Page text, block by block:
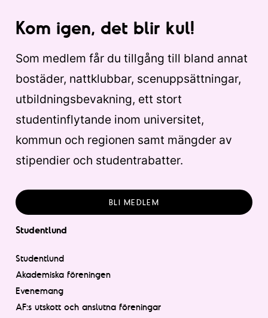
Kom igen, det blir kul!
Som medlem får du tillgång till bland annat
bostäder, nattklubbar, scenuppsättningar,
utbildningsbevakning, ett stort
studentinflytande inom universitet,
kommun och regionen samt mängder av
stipendier och studentrabatter.
BLI MEDLEM
Studentlund
Studentlund
Akademiska föreningen
Evenemang
AF:s utskott och anslutna föreningar